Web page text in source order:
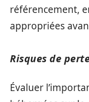
référencement,
appropriées
Risques de
Évaluer